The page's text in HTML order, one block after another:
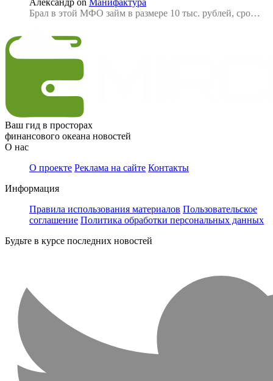
Александр on Манифактура
Брал в этой МФО займ в размере 10 тыс. рублей, сро…
Ваш гид в просторах
финансового океана новостей
О нас
О проекте Реклама на сайте Контакты
Информация
Правила использования материалов Пользовательское
соглашение Политика обработки персональных данных
Будьте в курсе последних новостей